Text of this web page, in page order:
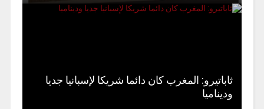
ثاباتيرو: المغرب كان دائما شريكا لإسبانيا جديا
وديناميا